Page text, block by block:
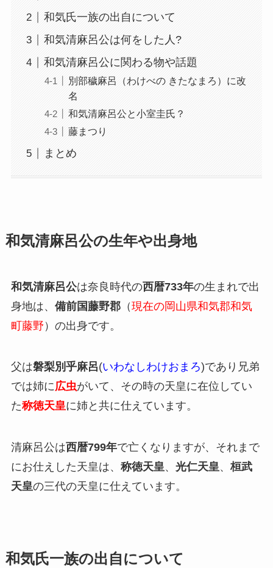
和気氏一族の出自について
和気清麻呂公は何をした人?
和気清麻呂公に関わる物や話題
別部穢麻呂（わけべの きたなまろ）に改
名
和気清麻呂公と小室圭氏？
藤まつり
まとめ
和気清麻呂公の生年や出身地
和気清麻呂公は奈良時代の西暦733年の生まれで出
身地は、 備前国藤野郡（現在の岡山県和気郡和気
町藤野 ）の出身です。
父は磐梨別乎麻呂(いわなしわけおまろ)であり兄弟
では姉に広虫がいて、その時の天皇に在位してい
た称徳天皇に姉と共に仕えています。
清麻呂公は西暦799年で亡くなりますが、それまで
にお仕えした天皇は、 称徳天皇、 光仁天皇、 桓武
天皇の三代の天皇に仕えています。
和気氏一族の出自について